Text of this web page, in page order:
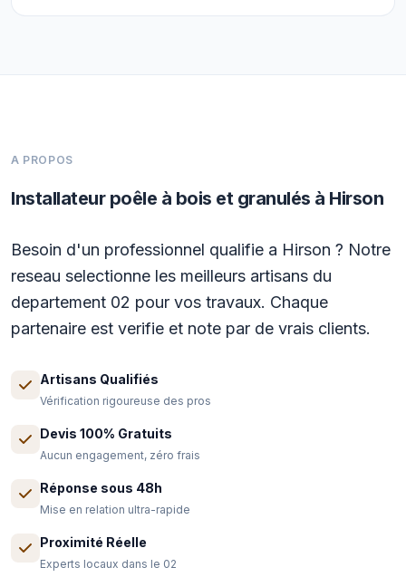
A PROPOS
Installateur poêle à bois et granulés à Hirson
Besoin d'un professionnel qualifie a Hirson ? Notre
reseau selectionne les meilleurs artisans du
departement 02 pour vos travaux. Chaque
partenaire est verifie et note par de vrais clients.
Artisans Qualifiés
Vérification rigoureuse des pros
Devis 100% Gratuits
Aucun engagement, zéro frais
Réponse sous 48h
Mise en relation ultra-rapide
Proximité Réelle
Experts locaux dans le 02